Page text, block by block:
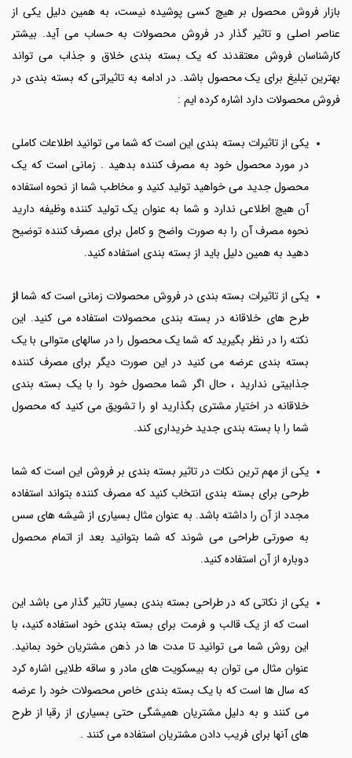
بازار فروش محصول بر هیچ کسی پوشیده نیست، به همین دلیل یکی از
عناصر اصلی و تاثیر گذار در فروش محصولات به حساب می آید. بیشتر
کارشناسان فروش معتقدند که یک بسته بندی خلاق و جذاب می تواند
بهترین تبلیغ برای یک محصول باشد. در ادامه به تاثیراتی که بسته بندی در
فروش محصولات دارد اشاره کرده ایم :
یکی از تاثیرات بسته بندی این است که شما می توانید اطلاعات کاملی
در مورد محصول خود به مصرف کننده بدهید . زمانی است که یک
محصول جدید می خواهید تولید کنید و مخاطب شما از نحوه استفاده
آن هیچ اطلاعی ندارد و شما به عنوان یک تولید کننده وظیفه دارید
نحوه مصرف آن را به صورت واضح و کامل برای مصرف کننده توضیح
دهید به همین دلیل باید از بسته بندی استفاده کنید.
یکی از تاثیرات بسته بندی در فروش محصولات زمانی است که شمااز
طرح های خلاقانه در بسته بندی محصولات استفاده می کنید. این
نکته را در نظر بگیرید که شما یک محصول را در سالهای متوالی با یک
بسته بندی عرضه می کنید در این صورت دیگر برای مصرف کننده
جذابیتی ندارید ، حال اگر شما محصول خود را با یک بسته بندی
خلاقانه در اختیار مشتری بگذارید او را تشویق می کنید که محصول
شما را با بسته بندی جدید خریداری کند.
یکی از مهم ترین نکات در تاثیر بسته بندی بر فروش این است که شما
طرحی برای بسته بندی انتخاب کنید که مصرف کننده بتواند استفاده
مجدد از آن را داشته باشد. به عنوان مثال بسیاری از شیشه های سس
به صورتی طراحی می شوند که شما بتوانید بعد از اتمام محصول
دوباره از آن استفاده کنید.
یکی از نکاتی که در طراحی بسته بندی بسیار تاثیر گذار می باشد این
است که از یک قالب و فرمت برای بسته بندی خود استفاده کنید، با
این روش شما می توانید تا مدت ها در ذهن مشتریان خود بمانید.
عنوان مثال می توان به بیسکویت های مادر و ساقه طلایی اشاره کرد
که سال ها است که با یک بسته بندی خاص محصولات خود را عرضه
می کنند و به دلیل مشتریان همیشگی حتی بسیاری از رقبا از طرح
های آنها برای فریب دادن مشتریان استفاده می کنند .